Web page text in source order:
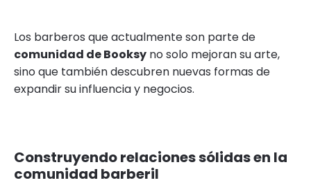
Los barberos que actualmente son parte de
comunidad de Booksy no solo mejoran su arte,
sino que también descubren nuevas formas de
expandir su influencia y negocios.
Construyendo relaciones sólidas en la
comunidad barberil